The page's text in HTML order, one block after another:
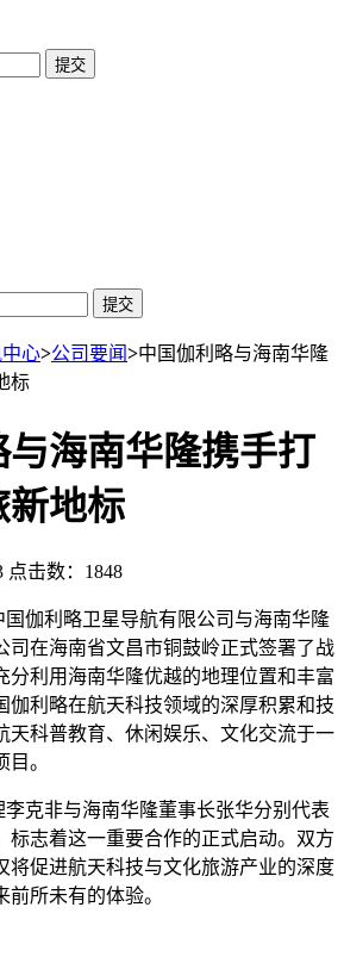
提交
心>公司要闻>中国伽利略与海南华隆
标
与海南华隆携手打
新地标
点击数：1848
伽利略卫星导航有限公司与海南华隆
司在海南省文昌市铜鼓岭正式签署了战
分利用海南华隆优越的地理位置和丰富
伽利略在航天科技领域的深厚积累和技
天科普教育、休闲娱乐、文化交流于一
。
克非与海南华隆董事长张华分别代表
标志着这一重要合作的正式启动。双方
将促进航天科技与文化旅游产业的深度
所未有的体验。